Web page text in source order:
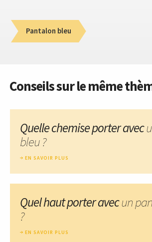
Pantalon bleu
Conseils sur le même
Quelle chemise porter avec
bleu ?
EN SAVOIR PLUS
Quel haut porter avecun
?
EN SAVOIR PLUS